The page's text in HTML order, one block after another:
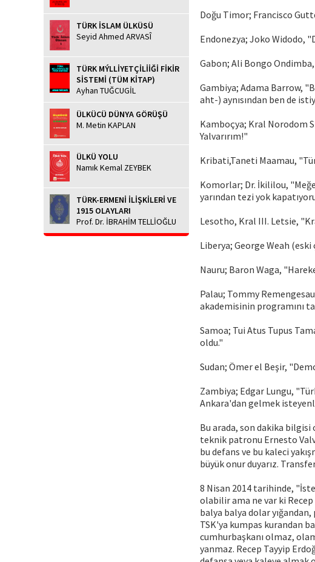
TÜRK İSLAM ÜLKÜSÜ
Seyid Ahmed ARVASÎ
TÜRK MÝLLİYETÇİLİİĞİ FİKİR
SİSTEMİ (TÜM KİTAP)
Ayhan TUĞCUGİL
ÜLKÜCÜ DÜNYA GÖRÜŞÜ
M. Metin KAPLAN
ÜLKÜ YOLU
Namık Kemal ZEYBEK
TÜRK-ERMENİ İLİŞKİLERİ VE
1915 OLAYLARI
Prof. Dr. İBRAHİM TELLİOĞLU
Doğu Timor; Francisco
Endonezya; Joko Widodo,
Gabon; Ali Bongo Ondimba,
Gambiya; Adama Barrow,
aht-) aynısından ben de
Kamboçya; Kral Norodom
Yalvarırım!"
Kribati,Taneti Maamau,
Komorlar; Dr. İkililou,
yarından tezi yok
Lesotho, Kral III. Letsie,
Liberya; George Weah
Nauru; Baron Waga,
Palau; Tommy
akademisinin programını
Samoa; Tui Atus Tupus
oldu."
Sudan; Ömer el Beşir,
Zambiya; Edgar Lungu,
Ankara'dan gelmek
Bu arada, son dakika
teknik patronu Ernesto
bu defans ve bu kaleci
büyük onur duyarız.
8 Nisan 2014 tarihinde,
olabilir ama ne var ki
balya balya dolar
TSK'ya kumpas kurandan
cumhurbaşkanı olmaz,
yanmaz. Recep Tayyip